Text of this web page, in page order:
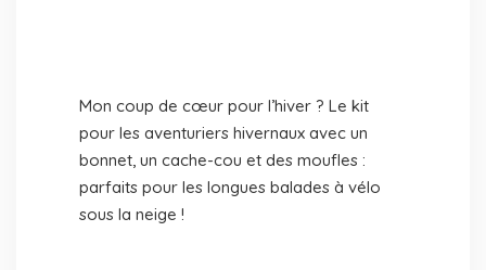
Mon coup de cœur pour l’hiver ? Le kit
pour les aventuriers hivernaux avec un
bonnet, un cache-cou et des moufles :
parfaits pour les longues balades à vélo
sous la neige !